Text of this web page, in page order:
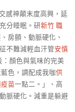
感神顛末度高興，延
分睡眠。研新竹 職
房顫、動脈硬化、
不難減輕血汗管安慎
：顏色與氣味的完美
色，調配成我咖供
苗一點二。」、高
脈硬化。減重是躲避